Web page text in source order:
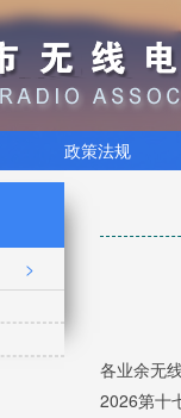
政策法规
>
各业余无
2026第十